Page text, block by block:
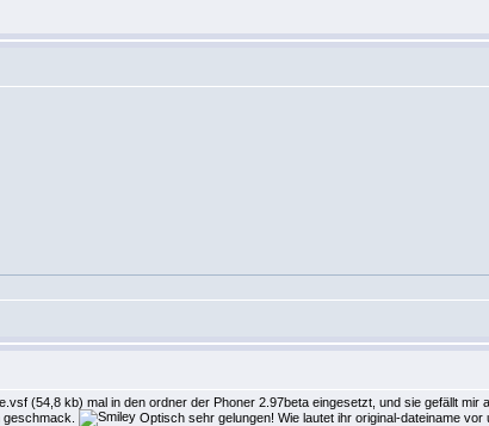
(54,8 kb) mal in den ordner der Phoner 2.97beta eingesetzt, und sie gefällt mir
Optisch sehr gelungen! Wie lautet ihr original-dateiname vor